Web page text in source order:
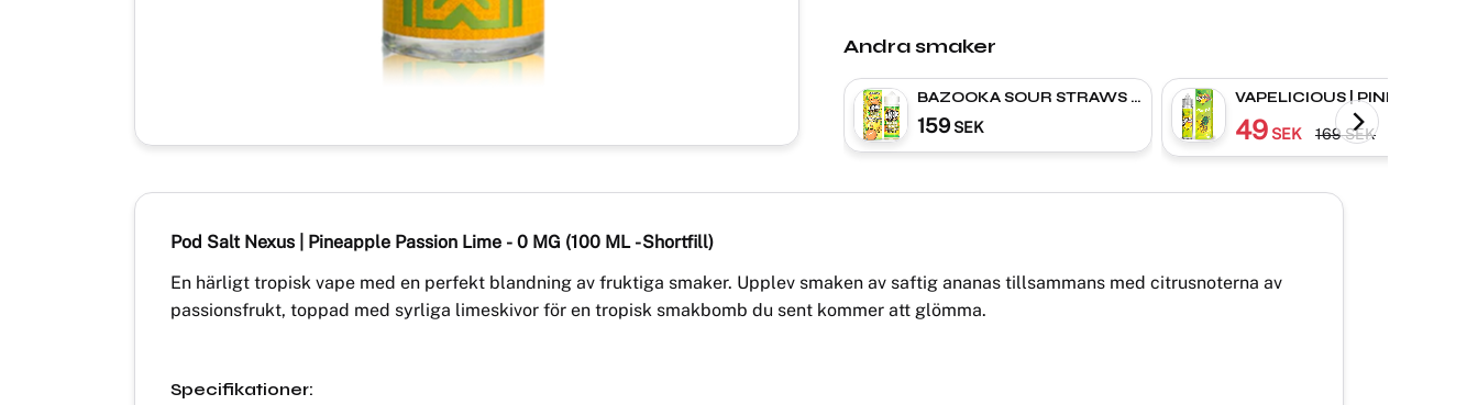
Andra smaker
BAZOOKA SOUR STRAWS |
PINEAPPLE PEACH |
Shortfill
159SEK
VAPELICIOUS | PINEAPPLE |
Shortfill
49SEK 169SEK
Pod Salt Nexus | Pineapple Passion Lime - 0 MG (100 ML - Shortfill)
En härligt tropisk vape med en perfekt blandning av fruktiga smaker. Upplev smaken av saftig ananas tillsammans med citrusnoterna av
passionsfrukt, toppad med syrliga limeskivor för en tropisk smakbomb du sent kommer att glömma.
Specifikationer: